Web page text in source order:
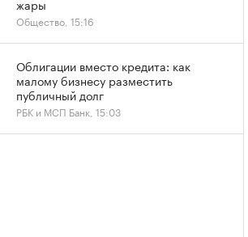
жары
Общество, 15:16
Облигации вместо кредита: как
малому бизнесу разместить
публичный долг
РБК и МСП Банк, 15:03